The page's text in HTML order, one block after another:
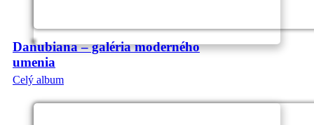
Danubiana – galéria moderného
umenia
Celý album